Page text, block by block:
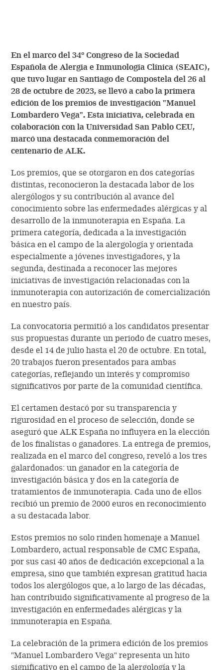
En el marco del 34º Congreso de la Sociedad
Española de Alergia e Inmunología Clínica (SEAIC),
que tuvo lugar en Santiago de Compostela del 26 al
28 de octubre de 2023, se llevó a cabo la primera
edición de los premios de investigación "Manuel
Lombardero Vega". Esta iniciativa, celebrada en
colaboración con la Universidad San Pablo CEU,
marcó una destacada conmemoración del
centenario de ALK.
Los premios, que se otorgaron en dos categorías
distintas, reconocieron la destacada labor de los
alergólogos y su contribución al avance del
conocimiento sobre las enfermedades alérgicas y al
desarrollo de la inmunoterapia en España. La
primera categoría, dedicada a la investigación
básica en el campo de la alergología y orientada
especialmente a jóvenes investigadores, y la
segunda, destinada a reconocer las mejores
iniciativas de investigación relacionadas con la
inmunoterapia con autorización de comercialización
en nuestro país.
La convocatoria permitió a los candidatos presentar
sus propuestas durante un periodo de cuatro meses,
desde el 14 de julio hasta el 20 de octubre. En total,
20 trabajos fueron presentados para ambas
categorías, reflejando un interés y compromiso
significativos por parte de la comunidad científica.
El certamen destacó por su transparencia y
rigurosidad en el proceso de selección, donde se
aseguró que ALK España no influyera en la elección
de los finalistas o ganadores. La entrega de premios,
realizada en el marco del congreso, reveló a los tres
galardonados: un ganador en la categoría de
investigación básica y dos en la categoría de
tratamientos de inmunoterapia. Cada uno de ellos
recibió un premio de 2000 euros en reconocimiento
a su destacada labor.
Estos premios no solo rinden homenaje a Manuel
Lombardero, actual responsable de CMC España,
por sus casi 40 años de dedicación excepcional a la
empresa, sino que también expresan gratitud hacia
todos los alergólogos que, a lo largo de las décadas,
han contribuido significativamente al progreso de la
investigación en enfermedades alérgicas y la
inmunoterapia en España.
La celebración de la primera edición de los premios
"Manuel Lombardero Vega" representa un hito
significativo en el campo de la alergología y la